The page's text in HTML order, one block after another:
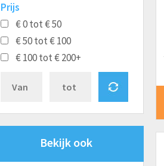
Philips
Princess
Proficook
Russell Hobbs
Solis
Tomado
Zwilling
Prijs
€ 0 tot € 50
€ 50 tot € 100
€ 100 tot € 200+
Bekijk ook